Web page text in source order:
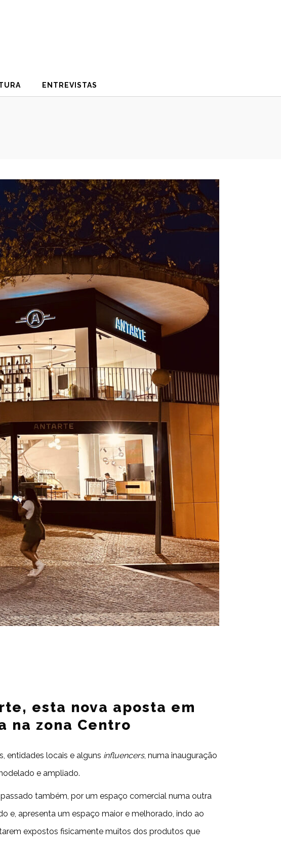
ENTREVISTAS
esta nova aposta em
na zona Centro
entidades locais e alguns influencers, numa inauguração
e ampliado.
também, por um espaço comercial numa outra
e, apresenta um espaço maior e melhorado, indo ao
expostos fisicamente muitos dos produtos que